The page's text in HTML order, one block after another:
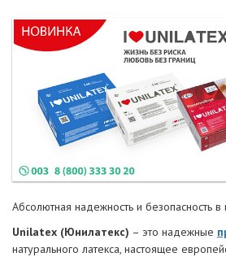
Абсолютная надежность и безопасность в
Unilatex (Юнилатекс) – это надежные
натурального латекса, настоящее